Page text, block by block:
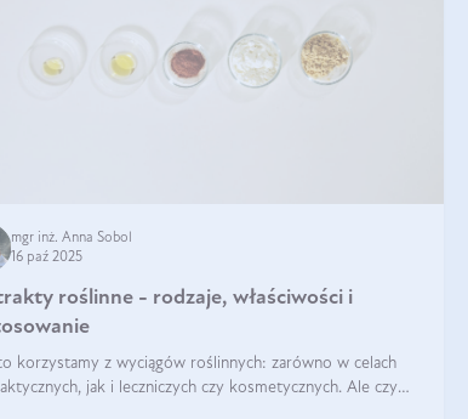
mgr inż. Anna Sobol
16 paź 2025
roślinne - rodzaje, właściwości i
korzystamy z wyciągów roślinnych: zarówno w celach
jak i leczniczych czy kosmetycznych. Ale czy